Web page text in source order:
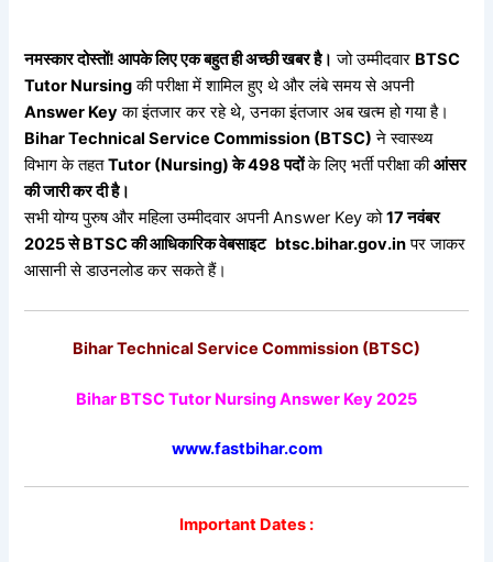
नमस्कारदोस्तों!आपकेलिएएकबहुतहीअच्छीखबरहै। जो उम्मीदवार BTSC
Tutor Nursingकी परीक्षा में शामिल हुए थे और लंबे समय से अपनी
Answer Keyका इंतजार कर रहे थे, उनका इंतजार अब खत्म हो गया है।
Bihar Technical Service Commission (BTSC) ने स्वास्थ्य
विभाग के तहतTutor (Nursing)के 498पदोंके लिए भर्ती परीक्षा कीआंसर
कीजारीकरदीहै।
सभी योग्य पुरुष और महिला उम्मीदवार अपनी Answer Key को17नवंबर
2025से BTSCकीआधिकारिकवेबसाइट btsc.bihar.gov.inपर जाकर
आसानी से डाउनलोड कर सकते हैं।
Bihar Technical Service Commission (BTSC)
Bihar BTSC Tutor Nursing Answer Key 2025
www.fastbihar.com
Important Dates :